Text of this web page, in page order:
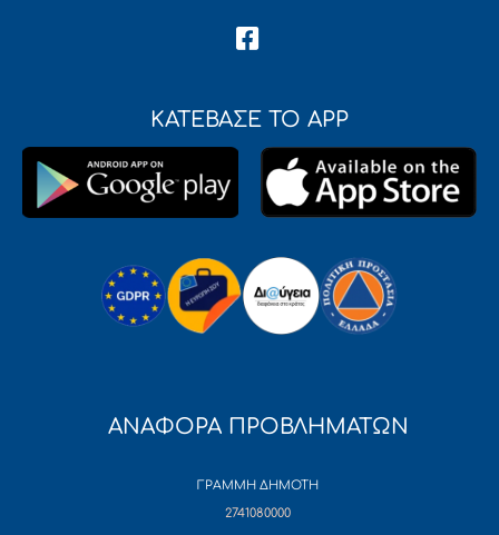
ΚΑΤΕΒΑΣΕ ΤΟ APP
ΑΝΑΦΟΡΑ ΠΡΟΒΛΗΜΑΤΩΝ
ΓΡΑΜΜΗ ΔΗΜΟΤΗ
2741080000